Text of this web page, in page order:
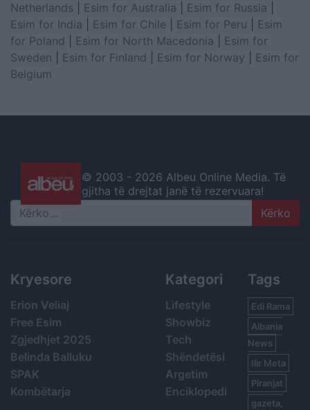
Netherlands
Esim for Australia Esim for Russia
Esim for India
Esim for Chile Esim for Peru
Esim
for Poland
Esim for North Macedonia
Esim for
Sweden
Esim for Finland Esim for Norway
Esim for
Belgium
© 2003 - 2026 Albeu Online Media. Të
gjitha të drejtat janë të rezervuara!
Search
Kryesore
Erion Veliaj
Free Esim
Zgjedhjet 2025
Belinda Balluku
SPAK
Kombëtarja
Kategori
Lifestyle
Showbiz
Tech
Shëndetësi
Argetim
Enciklopedi
Tags
Edi Rama
Albania
News
Ilir Meta
Piranjat
gazeta,